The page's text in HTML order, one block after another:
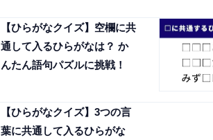
【ひらがなクイズ】空欄に共
通して入るひらがなは？ か
んたん語句パズルに挑戦！
【ひらがなクイズ】3つの言
葉に共通して入るひらがな